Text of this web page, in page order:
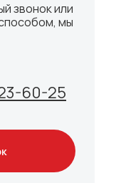
звонок или
мы
60-25